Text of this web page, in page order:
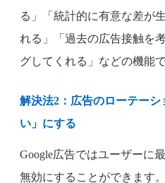
る」「統計的に有意な差が
れる」「過去の広告接触を
グしてくれる」などの機能で
解決法2：広告のローテー
い」にする
Google広告ではユーザーに
無効にすることができます